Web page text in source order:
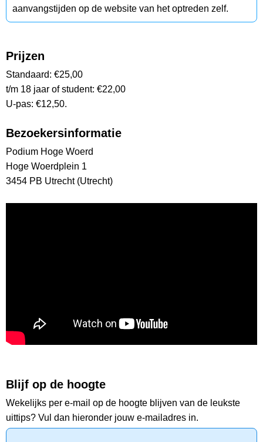
aanvangstijden op de website van het optreden zelf.
Prijzen
Standaard: €25,00
t/m 18 jaar of student: €22,00
U-pas: €12,50.
Bezoekersinformatie
Podium Hoge Woerd
Hoge Woerdplein 1
3454 PB Utrecht (Utrecht)
Blijf op de hoogte
Wekelijks per e-mail op de hoogte blijven van de leukste
uittips? Vul dan hieronder jouw e-mailadres in.